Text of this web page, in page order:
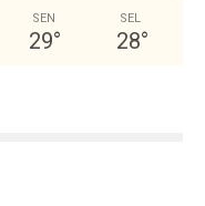
SEN
29°
SEL
28°